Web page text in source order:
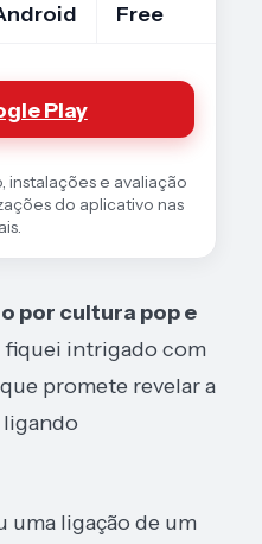
Free
Play
instalações e avaliação
do aplicativo nas
por cultura pop e
fiquei intrigado com
promete revelar a
ligando
uma ligação de um